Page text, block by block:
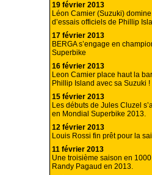
19 février 2013
Léon Camier (Suzuki)
d’essais officiels de Phillip
17 février 2013
BERGA s’engage en
Superbike
16 février 2013
Leon Camier place haut la
Phillip Island avec sa Suzuki !
15 février 2013
Les débuts de Jules Cluzel
en Mondial Superbike 2013.
12 février 2013
Louis Rossi fin prêt pour la
11 février 2013
Une troisième saison en
Randy Pagaud en 2013.